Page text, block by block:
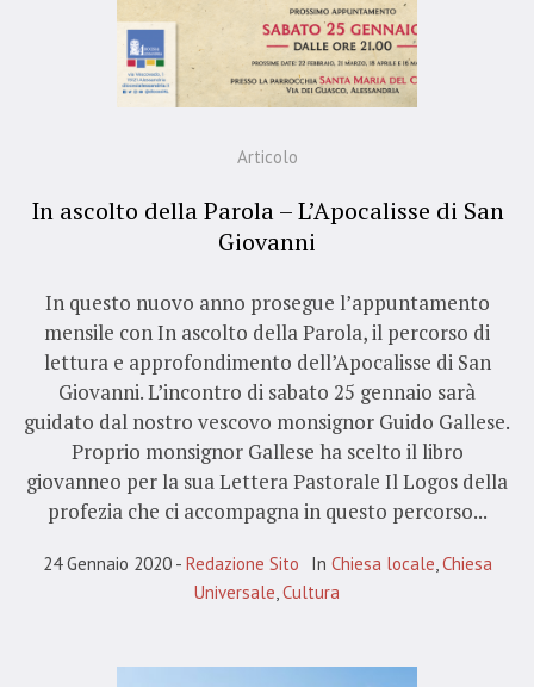
Articolo
In ascolto della Parola – L’Apocalisse di San
Giovanni
In questo nuovo anno prosegue l’appuntamento
mensile con In ascolto della Parola, il percorso di
lettura e approfondimento dell’Apocalisse di San
Giovanni. L’incontro di sabato 25 gennaio sarà
guidato dal nostro vescovo monsignor Guido Gallese.
Proprio monsignor Gallese ha scelto il libro
giovanneo per la sua Lettera Pastorale Il Logos della
profezia che ci accompagna in questo percorso...
24 Gennaio 2020 Redazione Sito In Chiesa locale Chiesa
Universale Cultura